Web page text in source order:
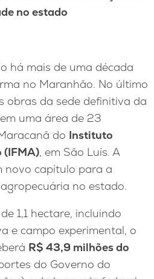
no estado
há mais de uma década
no Maranhão. No último
obras da sede definitiva da
uma área de 23
do Instituto
(IFMA), em São Luís. A
novo capítulo para a
no estado.
1,1 hectare, incluindo
e campo experimental, o
R$ 43,9 milhões do
do Governo do